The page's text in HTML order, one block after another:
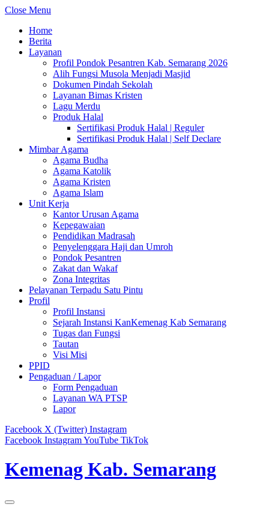
Close Menu
Home
Berita
Layanan
Profil Pondok Pesantren Kab. Semarang 2026
Alih Fungsi Musola Menjadi Masjid
Dokumen Pindah Sekolah
Layanan Bimas Kristen
Lagu Merdu
Produk Halal
Sertifikasi Produk Halal | Reguler
Sertifikasi Produk Halal | Self Declare
Mimbar Agama
Agama Budha
Agama Katolik
Agama Kristen
Agama Islam
Unit Kerja
Kantor Urusan Agama
Kepegawaian
Pendidikan Madrasah
Penyelenggara Haji dan Umroh
Pondok Pesantren
Zakat dan Wakaf
Zona Integritas
Pelayanan Terpadu Satu Pintu
Profil
Profil Instansi
Sejarah Instansi KanKemenag Kab Semarang
Tugas dan Fungsi
Tautan
Visi Misi
PPID
Pengaduan / Lapor
Form Pengaduan
Layanan WA PTSP
Lapor
Facebook X (Twitter) Instagram
Facebook InstagramYouTube TikTok
Kemenag Kab. Semarang